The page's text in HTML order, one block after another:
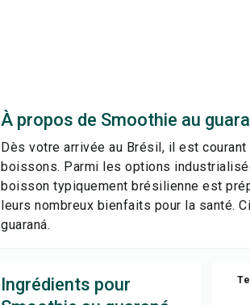
À propos de Smoothie au
Dès votre arrivée au Brésil, il est
boissons. Parmi les options
boisson typiquement brésilienne est
leurs nombreux bienfaits pour la santé.
guaraná.
Ingrédients pour